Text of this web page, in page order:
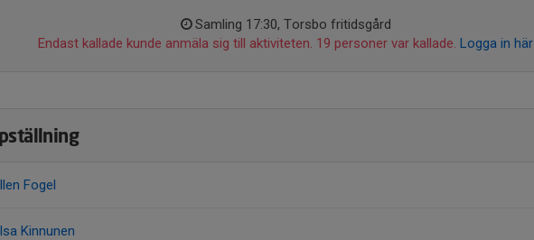
Samling 17:30, Torsbo fritidsgård
Endast kallade kunde anmäla sig till aktiviteten. 19 personer var kallade. Logga in här
Fogel
Kinnunen